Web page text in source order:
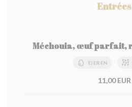
Entrées
Méchouia, œuf parfait,
EIEREN
11,00 EUR